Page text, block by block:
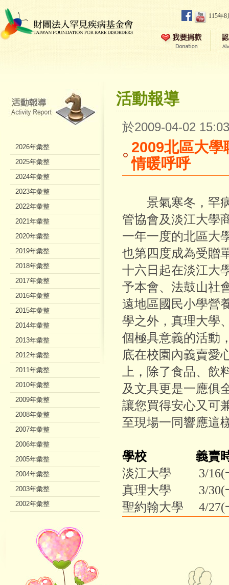
115年
活動報導
於2009-04-02
2009北區大學
情暖呼呼
景氣寒冬，罕病
管協會及淡江大學
一年一度的北區大
也第四度成為受贈
十六日起在淡江大
予本會、法鼓山社
遠地區國民小學營
學之外，真理大學
個極具意義的活動
底在校園內義賣愛
上，除了食品、飲
及文具更是一應俱
讓您買得安心又可
至現場一同響應這
學校 義賣時
淡江大學 3/16(
真理大學 3/30(
聖約翰大學 4/27(
2026年彙整
2025年彙整
2024年彙整
2023年彙整
2022年彙整
2021年彙整
2020年彙整
2019年彙整
2018年彙整
2017年彙整
2016年彙整
2015年彙整
2014年彙整
2013年彙整
2012年彙整
2011年彙整
2010年彙整
2009年彙整
2008年彙整
2007年彙整
2006年彙整
2005年彙整
2004年彙整
2003年彙整
2002年彙整